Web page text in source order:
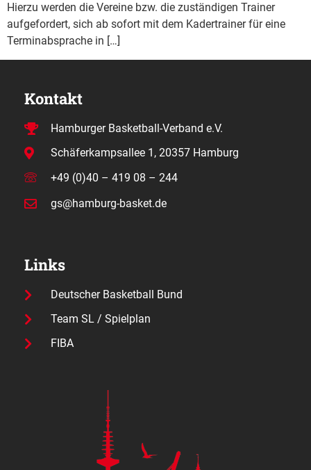
Hierzu werden die Vereine bzw. die zuständigen Trainer
aufgefordert, sich ab sofort mit dem Kadertrainer für eine
Terminabsprache in […]
Kontakt
Hamburger Basketball-Verband e.V.
Schäferkampsallee 1, 20357 Hamburg
+49 (0)40 – 419 08 – 244
gs@hamburg-basket.de
Links
Deutscher Basketball Bund
Team SL / Spielplan
FIBA